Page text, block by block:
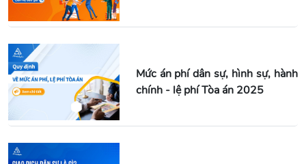
Mức án phí dân sự, hình sự, hành
chính - lệ phí Tòa án 2025